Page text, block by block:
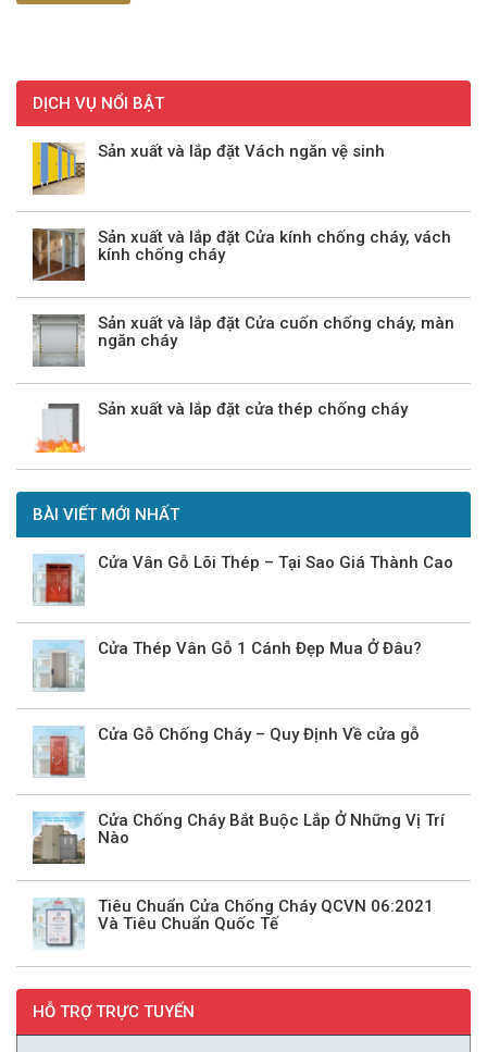
DỊCH VỤ NỔI BẬT
Sản xuất và lắp đặt Vách ngăn vệ sinh
Sản xuất và lắp đặt Cửa kính chống cháy, vách
kính chống cháy
Sản xuất và lắp đặt Cửa cuốn chống cháy, màn
ngăn cháy
Sản xuất và lắp đặt cửa thép chống cháy
BÀI VIẾT MỚI NHẤT
Cửa Vân Gỗ Lõi Thép – Tại Sao Giá Thành Cao
Cửa Thép Vân Gỗ 1 Cánh Đẹp Mua Ở Đâu?
Cửa Gỗ Chống Cháy – Quy Định Về cửa gỗ
Cửa Chống Cháy Bắt Buộc Lắp Ở Những Vị Trí
Nào
Tiêu Chuẩn Cửa Chống Cháy QCVN 06:2021
Và Tiêu Chuẩn Quốc Tế
HỖ TRỢ TRỰC TUYẾN